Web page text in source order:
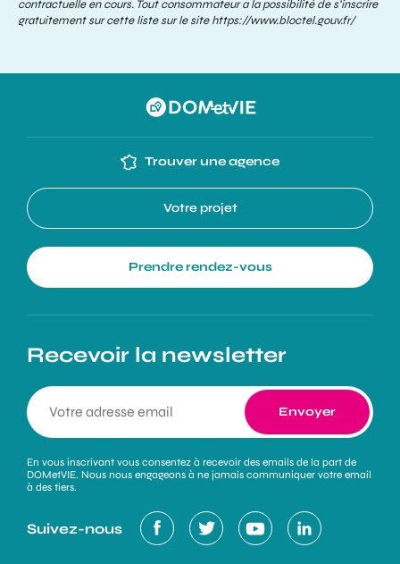
contractuelle en cours. Tout consommateur a la possibilité de s’inscrire
gratuitement sur cette liste sur le sitehttps://www.bloctel.gouv.fr/
Trouver une agence
Votre projet
Prendre rendez-vous
Recevoir la newsletter
En vous inscrivant vous consentez à recevoir des emails de la part de
DOMetVIE. Nous nous engageons à ne jamais communiquer votre email
à des tiers.
Suivez-nous